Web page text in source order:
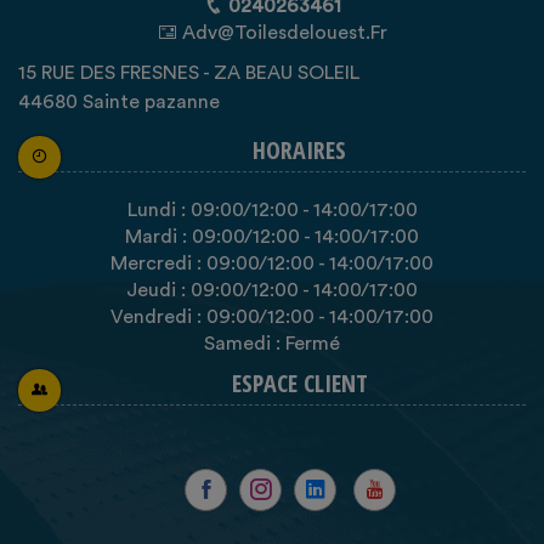
0240263461
Adv@toilesdelouest.fr
15 RUE DES FRESNES - ZA BEAU SOLEIL
44680 Sainte pazanne
HORAIRES
Lundi : 09:00/12:00 - 14:00/17:00
Mardi : 09:00/12:00 - 14:00/17:00
Mercredi : 09:00/12:00 - 14:00/17:00
Jeudi : 09:00/12:00 - 14:00/17:00
Vendredi : 09:00/12:00 - 14:00/17:00
Samedi : Fermé
ESPACE CLIENT